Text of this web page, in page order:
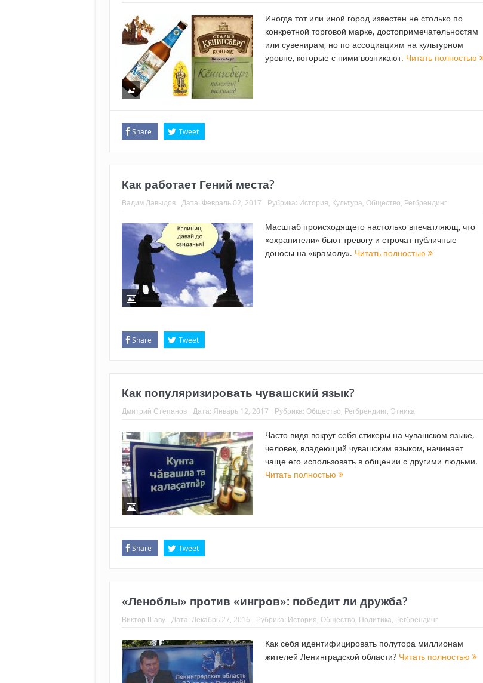
Иногда тот или иной город известен не столько по
конкретной торговой марке, достопримечательностям
или сувенирам, но по ассоциациям на культурном
уровне, которые с ними возникают. Читать полностью
Share Tweet
Как работает Гений места?
Вадим Давыдов Дата: Февраль 02, 2017 Рубрика: История Культура Общество Регбрендинг
Масштаб происходящего настолько впечатляющ, что
«охранители» бьют тревогу и строчат публичные
доносы на «крамолу». Читать полностью
Share Tweet
Как популяризировать чувашский язык?
Дмитрий Степанов Дата: Январь 12, 2017 Рубрика: Общество Регбрендинг Этника
Часто видя вокруг себя стикеры на чувашском языке,
человек, владеющий чувашским языком, начинает
чаще его использовать в общении с другими людьми.
Читать полностью
Share Tweet
«Леноблы» против «ингров»: победит ли дружба?
Виктор Шаву Дата: Декабрь 27, 2016 Рубрика: История Общество Политика Регбрендинг
Как себя идентифицировать полутора миллионам
жителей Ленинградской области? Читать полностью